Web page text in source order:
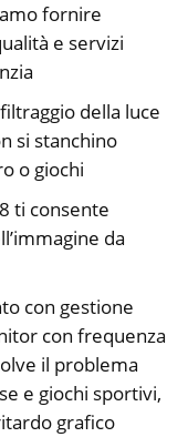
fornire
e servizi
della luce
si stanchino
o giochi
ti consente
da
con gestione
con frequenza
il problema
e giochi sportivi,
grafico